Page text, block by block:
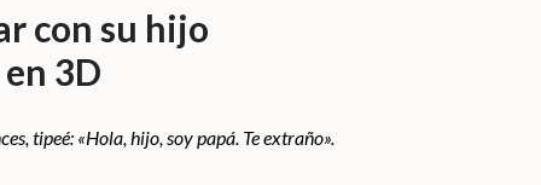
con su hijo
3D
tipeé: «Hola, hijo, soy papá. Te extraño».